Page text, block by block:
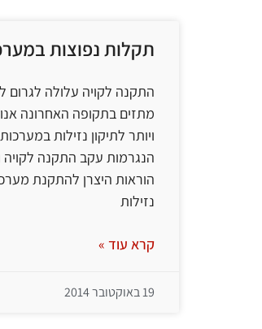
תקלות נפוצות
התקנה לקויה עלולה לגרום
מתזים בתקופה האחרונה
ויותר לתיקון נזילות
הנגרמות עקב התקנה לקויה
הוראות היצרן להתקנת
נזילות
קרא עוד »
19 באוקטובר 2014